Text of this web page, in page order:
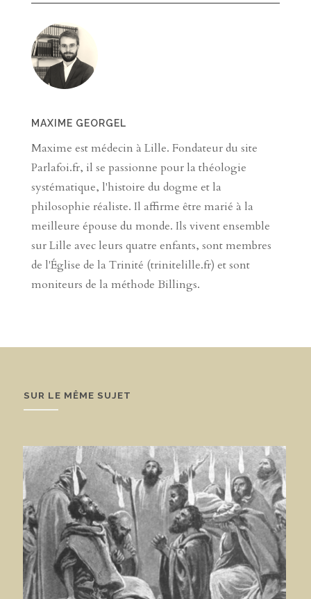
MAXIME GEORGEL
Maxime est médecin à Lille. Fondateur du site
Parlafoi.fr, il se passionne pour la théologie
systématique, l'histoire du dogme et la
philosophie réaliste. Il affirme être marié à la
meilleure épouse du monde. Ils vivent ensemble
sur Lille avec leurs quatre enfants, sont membres
de l'Église de la Trinité (trinitelille.fr) et sont
moniteurs de la méthode Billings.
SUR LE MÊME SUJET